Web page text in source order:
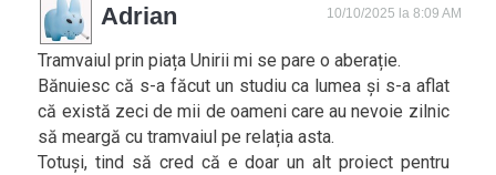
Adrian 10/10/2025 la 8:09 AM
Tramvaiul prin piața Unirii mi se pare o aberație.
Bănuiesc că s-a făcut un studiu ca lumea și s-a aflat
că există zeci de mii de oameni care au nevoie zilnic
să meargă cu tramvaiul pe relația asta.
Totuși, tind să cred că e doar un alt proiect pentru